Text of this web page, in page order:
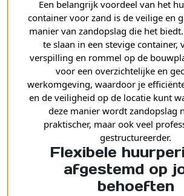
Een belangrijk voordeel van het
container voor zand is de veilige en
manier van zandopslag die het
te slaan in een stevige container,
verspilling en rommel op de
voor een overzichtelijke en
werkomgeving, waardoor je
en de veiligheid op de locatie kunt
deze manier wordt zandopslag
praktischer, maar ook veel
gestructureerder.
Flexibele
afgestemd op
behoeften